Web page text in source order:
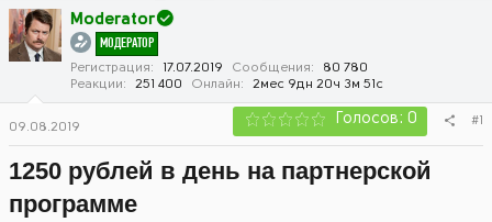
р
т
е
а
ч
а
л
а
Moderator
МОДЕРАТОР
Регистрация 17.07.2019 Сообщения
80 780
Реакции
251 400 Онлайн 2мес 9дн 20ч 3м 51с
09.08.2019 Голосов: 0 #1
1250 рублей в день на партнерской
программе